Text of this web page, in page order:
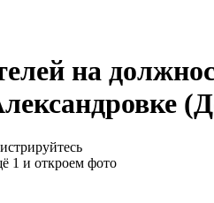
на
1 и откроем фото